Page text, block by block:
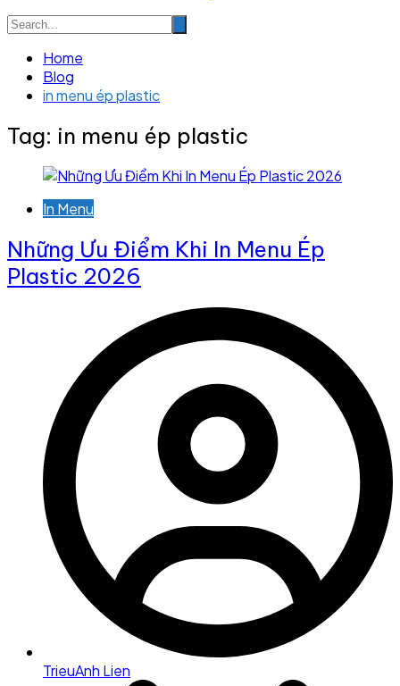
Home
Blog
in menu ép plastic
Tag: in menu ép plastic
In Menu
Những Ưu Điểm Khi In Menu Ép
Plastic 2026
TrieuAnh Lien